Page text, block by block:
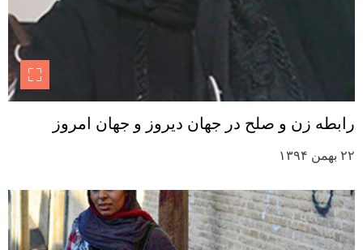
رابطه زن و صلح در جهان دیروز و جهان امروز
۲۲ بهمن ۱۳۹۴